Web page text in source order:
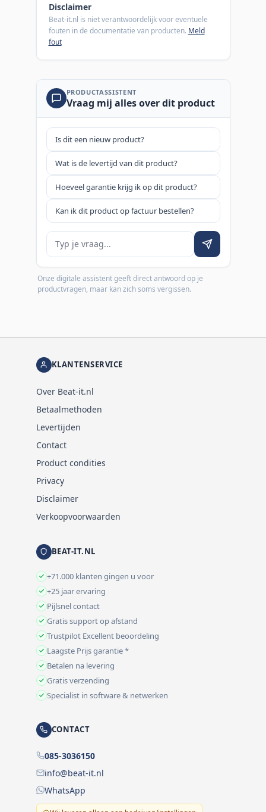
Disclaimer
Beat-it.nl is niet verantwoordelijk voor eventuele
fouten in de documentatie van producten. Meld
fout
PRODUCTASSISTENT
Vraag mij alles over dit product
Is dit een nieuw product?
Wat is de levertijd van dit product?
Hoeveel garantie krijg ik op dit product?
Kan ik dit product op factuur bestellen?
Je vraag
Onze digitale assistent geeft direct antwoord op je
productvragen, maar kan zich soms vergissen.
KLANTENSERVICE
Over Beat-it.nl
Betaalmethoden
Levertijden
Contact
Product condities
Privacy
Disclaimer
Verkoopvoorwaarden
BEAT-IT.NL
+71.000 klanten gingen u voor
+25 jaar ervaring
Pijlsnel contact
Gratis support op afstand
Trustpilot Excellent beoordeling
Laagste Prijs garantie *
Betalen na levering
Gratis verzending
Specialist in software & netwerken
CONTACT
085-3036150
info@beat-it.nl
WhatsApp